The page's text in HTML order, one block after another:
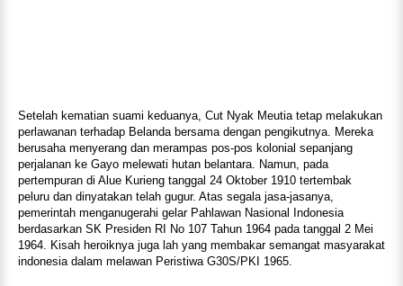
Setelah kematian suami keduanya, Cut Nyak Meutia tetap melakukan
perlawanan terhadap Belanda bersama dengan pengikutnya. Mereka
berusaha menyerang dan merampas pos-pos kolonial sepanjang
perjalanan ke Gayo melewati hutan belantara. Namun, pada
pertempuran di Alue Kurieng tanggal 24 Oktober 1910 tertembak
peluru dan dinyatakan telah gugur. Atas segala jasa-jasanya,
pemerintah menganugerahi gelar Pahlawan Nasional Indonesia
berdasarkan SK Presiden RI No 107 Tahun 1964 pada tanggal 2 Mei
1964. Kisah heroiknya juga lah yang membakar semangat masyarakat
indonesia dalam melawan Peristiwa G30S/PKI 1965.